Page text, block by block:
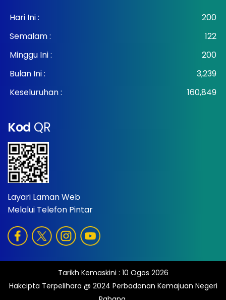
Hari Ini :
200
Semalam :
122
Minggu Ini :
200
Bulan Ini :
3,239
Keseluruhan :
160,849
Kod QR
Layari Laman Web
Melalui Telefon Pintar
Tarikh Kemaskini : 10 Ogos 2026
Hakcipta Terpelihara @ 2024 Perbadanan Kemajuan Negeri